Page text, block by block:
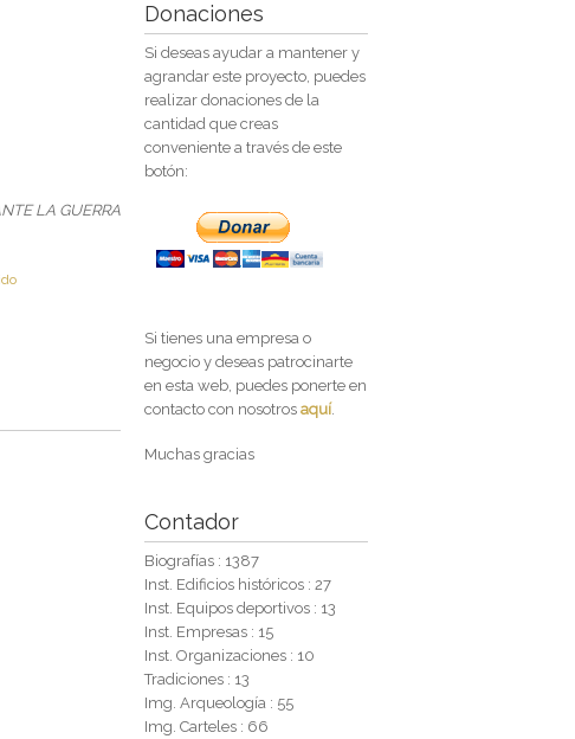
LA GUERRA
Donaciones
Si deseas ayudar a mantener y
agrandar este proyecto, puedes
realizar donaciones de la
cantidad que creas
conveniente a través de este
botón:
Si tienes una empresa o
negocio y deseas patrocinarte
en esta web, puedes ponerte en
contacto con nosotrosaquí.
Muchas gracias
Contador
Biografías : 1387
Inst. Edificios históricos : 27
Inst. Equipos deportivos : 13
Inst. Empresas : 15
Inst. Organizaciones : 10
Tradiciones : 13
Img. Arqueología : 55
Img. Carteles : 66